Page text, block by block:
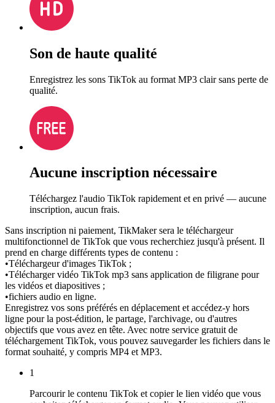
Son de haute qualité
Enregistrez les sons TikTok au format MP3 clair sans perte de
qualité.
Aucune inscription nécessaire
Téléchargez l'audio TikTok rapidement et en privé — aucune
inscription, aucun frais.
Sans inscription ni paiement, TikMaker sera le téléchargeur
multifonctionnel de TikTok que vous recherchiez jusqu'à présent. Il
prend en charge différents types de contenu :
•Téléchargeur d'images TikTok ;
•Télécharger vidéo TikTok mp3 sans application de filigrane pour
les vidéos et diapositives ;
•fichiers audio en ligne.
Enregistrez vos sons préférés en déplacement et accédez-y hors
ligne pour la post-édition, le partage, l'archivage, ou d'autres
objectifs que vous avez en tête. Avec notre service gratuit de
téléchargement TikTok, vous pouvez sauvegarder les fichiers dans le
format souhaité, y compris MP4 et MP3.
1
Parcourir le contenu TikTok et copier le lien vidéo que vous